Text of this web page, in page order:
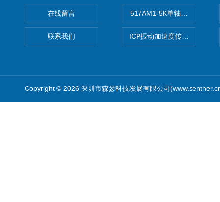
在线留言
联系我们
517AM1-5K单轴冲击IEPE加
ICP振动加速度传感器
Copyright © 2026 深圳市森瑟科技发展有限公司